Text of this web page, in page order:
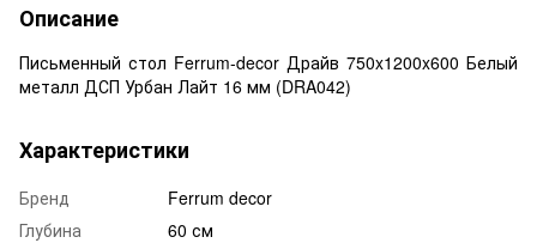
Описание
Письменный стол Ferrum-decor Драйв 750x1200x600 Белый
металл ДСП Урбан Лайт 16 мм (DRA042)
Характеристики
Бренд
Ferrum decor
Глубина
60 см